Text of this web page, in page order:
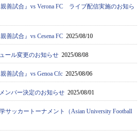
善試合』vs Verona FC ライブ配信実施のお知ら
善試合』vs Cesena FC 2025/08/10
ール変更のお知らせ 2025/08/08
善試合』vs Genoa Cfc 2025/08/06
ンバー決定のお知らせ 2025/08/01
サッカートーナメント（Asian University Football